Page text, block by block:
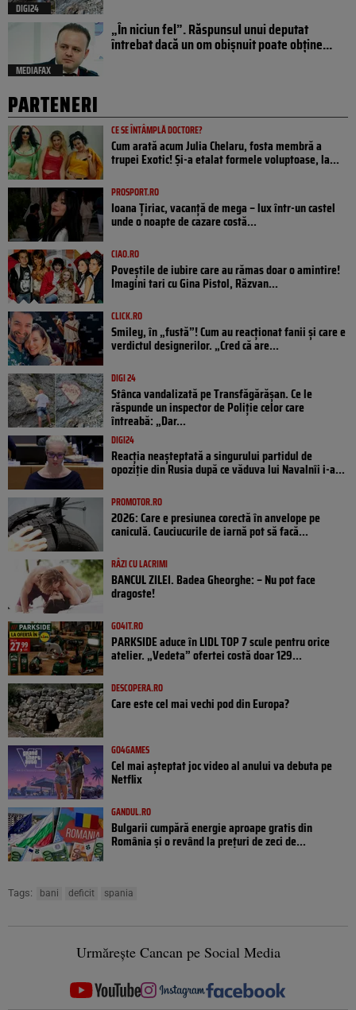
DIGI24
MEDIAFAX
„În niciun fel”. Răspunsul unui deputat
întrebat dacă un om obișnuit poate obține...
PARTENERI
CE SE ÎNTÂMPLĂ DOCTORE?
Cum arată acum Julia Chelaru, fosta membră a
trupei Exotic! Și-a etalat formele voluptoase, la...
PROSPORT.RO
Ioana Țiriac, vacanță de mega – lux într-un castel
unde o noapte de cazare costă...
CIAO.RO
Poveştile de iubire care au rămas doar o amintire!
Imagini tari cu Gina Pistol, Răzvan...
CLICK.RO
Smiley, în „fustă”! Cum au reacționat fanii și care e
verdictul designerilor. „Cred că are...
DIGI 24
Stânca vandalizată pe Transfăgărășan. Ce le
răspunde un inspector de Poliție celor care
întreabă: „Dar...
DIGI24
Reacția neașteptată a singurului partidul de
opoziţie din Rusia după ce văduva lui Navalnîi i-a...
PROMOTOR.RO
2026: Care e presiunea corectă în anvelope pe
caniculă. Cauciucurile de iarnă pot să facă...
RÂZI CU LACRIMI
BANCUL ZILEI. Badea Gheorghe: – Nu pot face
dragoste!
GO4IT.RO
PARKSIDE aduce în LIDL TOP 7 scule pentru orice
atelier. „Vedeta” ofertei costă doar 129...
DESCOPERA.RO
Care este cel mai vechi pod din Europa?
GO4GAMES
Cel mai așteptat joc video al anului va debuta pe
Netflix
GANDUL.RO
Bulgarii cumpără energie aproape gratis din
România și o revând la prețuri de zeci de...
Tags: bani deficit spania
Urmărește Cancan pe Social Media